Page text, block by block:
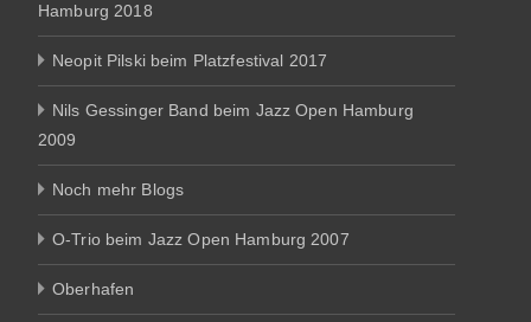
Hamburg 2018
Neopit Pilski beim Platzfestival 2017
Nils Gessinger Band beim Jazz Open Hamburg
2009
Noch mehr Blogs
O-Trio beim Jazz Open Hamburg 2007
Oberhafen